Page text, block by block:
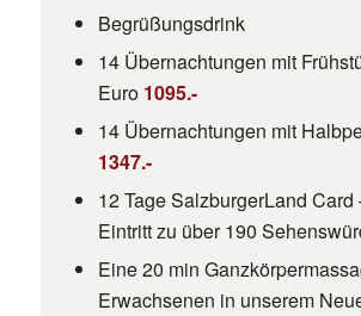
Begrüßungsdrink
14 Übernachtungen mit
Euro 1095.-
14 Übernachtungen mit
1347.-
12 Tage SalzburgerLand Card
Eintritt zu über 190
Eine 20 min
Erwachsenen in unserem